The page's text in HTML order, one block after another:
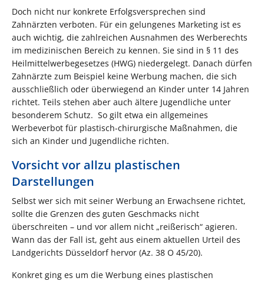
Doch nicht nur konkrete Erfolgsversprechen sind
Zahnärzten verboten. Für ein gelungenes Marketing ist es
auch wichtig, die zahlreichen Ausnahmen des Werberechts
im medizinischen Bereich zu kennen. Sie sind in § 11 des
Heilmittelwerbegesetzes (HWG) niedergelegt. Danach dürfen
Zahnärzte zum Beispiel keine Werbung machen, die sich
ausschließlich oder überwiegend an Kinder unter 14 Jahren
richtet. Teils stehen aber auch ältere Jugendliche unter
besonderem Schutz. So gilt etwa ein allgemeines
Werbeverbot für plastisch-chirurgische Maßnahmen, die
sich an Kinder und Jugendliche richten.
Vorsicht vor allzu plastischen
Darstellungen
Selbst wer sich mit seiner Werbung an Erwachsene richtet,
sollte die Grenzen des guten Geschmacks nicht
überschreiten – und vor allem nicht „reißerisch“ agieren.
Wann das der Fall ist, geht aus einem aktuellen Urteil des
Landgerichts Düsseldorf hervor (Az. 38 O 45/20).
Konkret ging es um die Werbung eines plastischen